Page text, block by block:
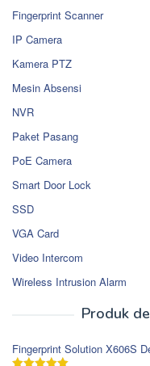
Fingerprint Scanner
IP Camera
Kamera PTZ
Mesin Absensi
NVR
Paket Pasang
PoE Camera
Smart Door Lock
SSD
VGA Card
Video Intercom
Wireless Intrusion Alarm
Produk
Fingerprint Solution X606S